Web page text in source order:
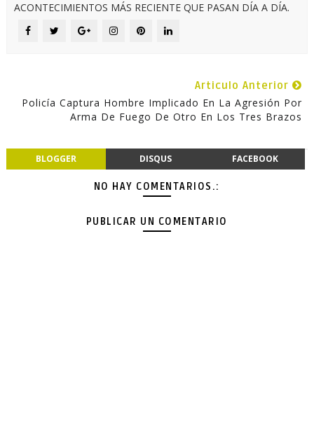
ACONTECIMIENTOS MÁS RECIENTE QUE PASAN DÍA A DÍA.
Articulo Anterior
Policía Captura Hombre Implicado En La Agresión Por
Arma De Fuego De Otro En Los Tres Brazos
BLOGGER DISQUS FACEBOOK
NO HAY COMENTARIOS.:
PUBLICAR UN COMENTARIO